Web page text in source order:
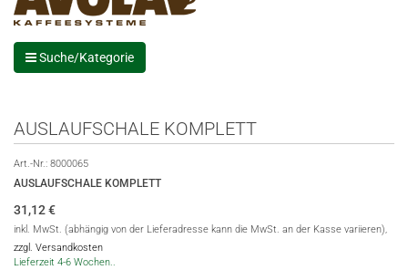
Suche/Kategorie
AUSLAUFSCHALE KOMPLETT
Art.-Nr.: 8000065
AUSLAUFSCHALE KOMPLETT
31,12€
inkl. MwSt. (abhängig von der Lieferadresse kann die MwSt. an der Kasse variieren),
zzgl. Versandkosten
Lieferzeit 4-6 Wochen..